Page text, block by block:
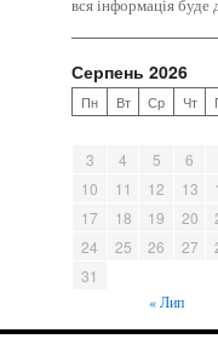
вся інформація
Серпень 2026
Пн Вт Ср Чт
3
4 5 6
10
11 12 13
17
18 19 20
24
25 26 27
31
« Лип